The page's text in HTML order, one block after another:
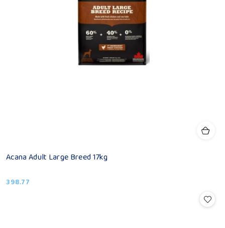
Acana Adult Large Breed 17kg
Cena:
398.77